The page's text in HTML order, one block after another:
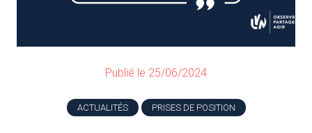
Publié le 25/06/2024
ACTUALITÉS PRISES DE POSITION